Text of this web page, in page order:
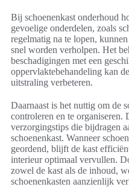
Bij schoenenkast onderhoud
gevoelige onderdelen, zoals
regelmatig na te lopen,
snel worden verholpen. Het
beschadigingen met een
oppervlaktebehandeling kan
uitstraling verbeteren.
Daarnaast is het nuttig om de
controleren en te organiseren.
verzorgingstips die bijdragen
schoenenkast. Wanneer
geordend, blijft de kast
interieur optimaal vervullen.
zowel de kast als de inhoud,
schoenenkasten aanzienlijk